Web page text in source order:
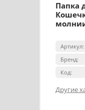
Папка
Артикул:
Бренд:
Код:
Другие